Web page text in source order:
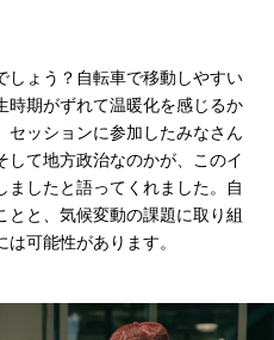
しょう？自転車で移動しやすい
時期がずれて温暖化を感じるか
セッションに参加したみなさん
て地方政治なのかが、このイ
したと語ってくれました。自
と、気候変動の課題に取り組
可能性があります。